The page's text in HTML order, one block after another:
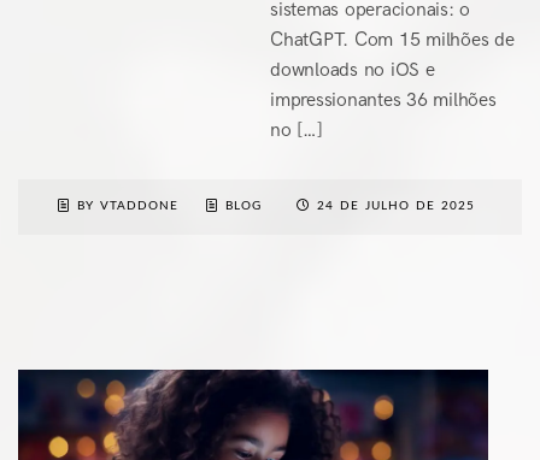
sistemas operacionais: o
ChatGPT. Com 15 milhões de
downloads no iOS e
impressionantes 36 milhões
no […]
BY VTADDONE BLOG 24 DE JULHO DE 2025